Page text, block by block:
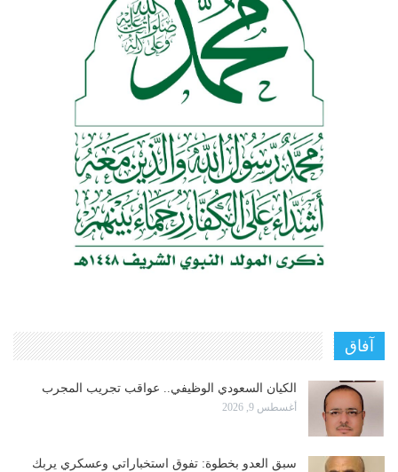
آفاق
الكيان السعودي الوظيفي.. عواقب تجريب المجرب
أغسطس 9, 2026
سبق العدو بخطوة: تفوق استخباراتي وعسكري يربك